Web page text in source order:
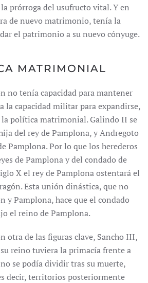
prórroga del usufructo vital. Y en
de nuevo matrimonio, tenía la
el patrimonio a su nuevo cónyuge.
MATRIMONIAL
no tenía capacidad para mantener
la capacidad militar para expandirse,
política matrimonial. Galindo II se
del rey de Pamplona, y Andregoto
Pamplona. Por lo que los herederos
de Pamplona y del condado de
X el rey de Pamplona ostentará el
Esta unión dinástica, que no
y Pamplona, hace que el condado
el reino de Pamplona.
otra de las figuras clave, Sancho III,
reino tuviera la primacía frente a
se podía dividir tras su muerte,
decir, territorios posteriormente